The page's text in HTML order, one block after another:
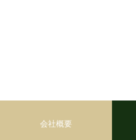
会社概要